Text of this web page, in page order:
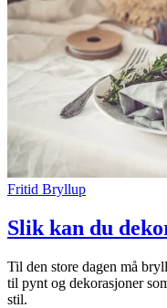
Åpningstider
Praktisk informasjon
Ledige stillinger
Magasin
Nyhet
Kundeklubb
Fritid Bryllup
Slik kan du
Til den store dagen må
til pynt og dekorasjoner
stil.